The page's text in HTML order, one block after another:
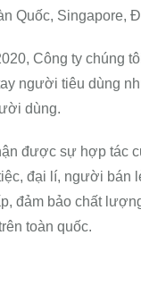
Quốc, Singapore,
Công ty chúng
người tiêu dùng
dùng.
được sự hợp tác
đại lí, người bán
đảm bảo chất
toàn quốc.